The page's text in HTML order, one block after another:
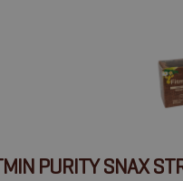
PURITY SNAX